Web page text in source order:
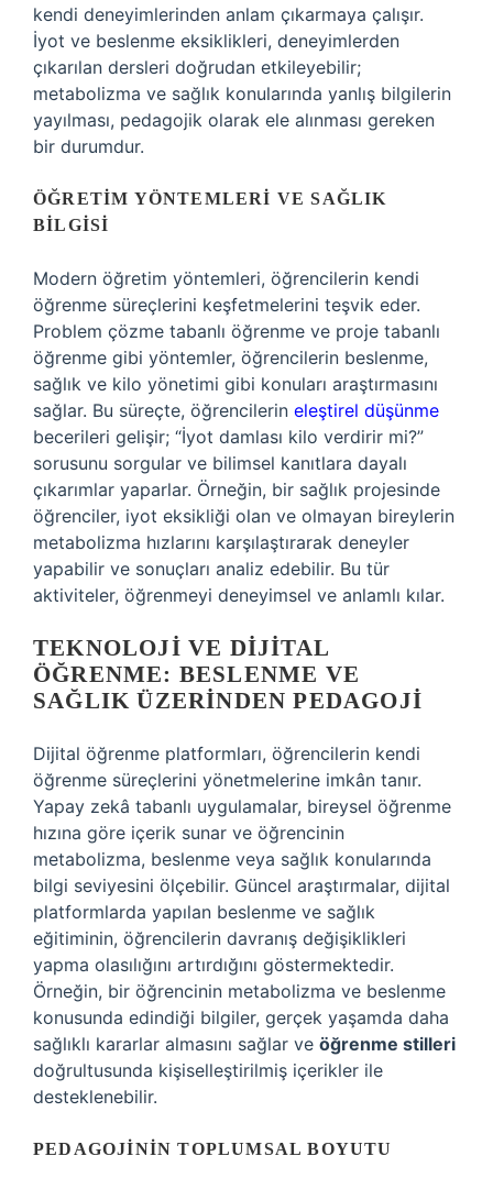
kendi deneyimlerinden anlam çıkarmaya çalışır.
İyot ve beslenme eksiklikleri, deneyimlerden
çıkarılan dersleri doğrudan etkileyebilir;
metabolizma ve sağlık konularında yanlış bilgilerin
yayılması, pedagojik olarak ele alınması gereken
bir durumdur.
ÖĞRETIM YÖNTEMLERI VE SAĞLIK
BILGISI
Modern öğretim yöntemleri, öğrencilerin kendi
öğrenme süreçlerini keşfetmelerini teşvik eder.
Problem çözme tabanlı öğrenme ve proje tabanlı
öğrenme gibi yöntemler, öğrencilerin beslenme,
sağlık ve kilo yönetimi gibi konuları araştırmasını
sağlar. Bu süreçte, öğrencilerin eleştirel düşünme
becerileri gelişir; “İyot damlası kilo verdirir mi?”
sorusunu sorgular ve bilimsel kanıtlara dayalı
çıkarımlar yaparlar. Örneğin, bir sağlık projesinde
öğrenciler, iyot eksikliği olan ve olmayan bireylerin
metabolizma hızlarını karşılaştırarak deneyler
yapabilir ve sonuçları analiz edebilir. Bu tür
aktiviteler, öğrenmeyi deneyimsel ve anlamlı kılar.
TEKNOLOJI VE DIJITAL
ÖĞRENME: BESLENME VE
SAĞLIK ÜZERINDEN PEDAGOJI
Dijital öğrenme platformları, öğrencilerin kendi
öğrenme süreçlerini yönetmelerine imkân tanır.
Yapay zekâ tabanlı uygulamalar, bireysel öğrenme
hızına göre içerik sunar ve öğrencinin
metabolizma, beslenme veya sağlık konularında
bilgi seviyesini ölçebilir. Güncel araştırmalar, dijital
platformlarda yapılan beslenme ve sağlık
eğitiminin, öğrencilerin davranış değişiklikleri
yapma olasılığını artırdığını göstermektedir.
Örneğin, bir öğrencinin metabolizma ve beslenme
konusunda edindiği bilgiler, gerçek yaşamda daha
sağlıklı kararlar almasını sağlar ve öğrenme stilleri
doğrultusunda kişiselleştirilmiş içerikler ile
desteklenebilir.
PEDAGOJININ TOPLUMSAL BOYUTU